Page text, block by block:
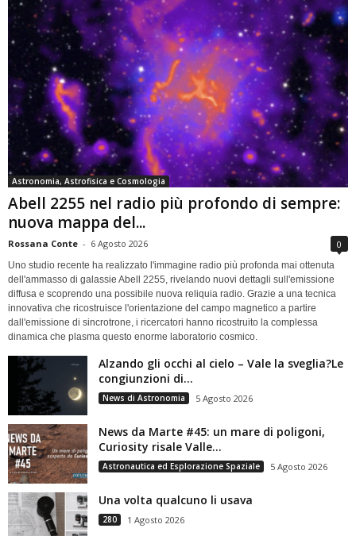
Astronomia, Astrofisica e Cosmologia
Abell 2255 nel radio più profondo di sempre:
nuova mappa del...
Rossana Conte - 6 Agosto 2026 0
Uno studio recente ha realizzato l'immagine radio più profonda mai ottenuta
dell'ammasso di galassie Abell 2255, rivelando nuovi dettagli sull'emissione
diffusa e scoprendo una possibile nuova reliquia radio. Grazie a una tecnica
innovativa che ricostruisce l'orientazione del campo magnetico a partire
dall'emissione di sincrotrone, i ricercatori hanno ricostruito la complessa
dinamica che plasma questo enorme laboratorio cosmico.
Alzando gli occhi al cielo – Vale la sveglia?Le
congiunzioni di...
News di Astronomia 5 Agosto 2026
News da Marte #45: un mare di poligoni,
Curiosity risale Valle...
Astronautica ed Esplorazione Spaziale 5 Agosto 2026
Una volta qualcuno li usava
280 1 Agosto 2026